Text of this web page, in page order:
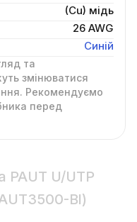
(Cu) мідь
26 AWG
Синій
та
змінюватися
Рекомендуємо
перед
PAUT U/UTP
Bl)